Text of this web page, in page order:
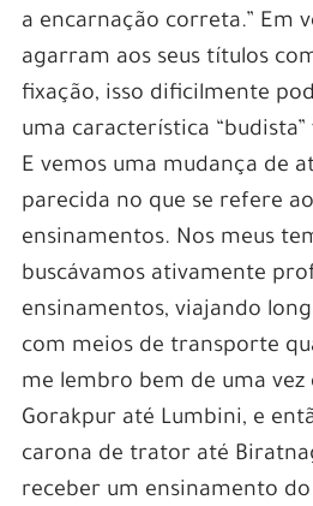
a encarnação correta.” Em
agarram aos seus títulos
fixação, isso dificilmente
uma característica “budista”
E vemos uma mudança de
parecida no que se refere
ensinamentos. Nos meus
buscávamos ativamente
ensinamentos, viajando
com meios de transporte
me lembro bem de uma vez
Gorakpur até Lumbini, e
carona de trator até
receber um ensinamento